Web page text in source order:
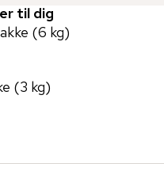
til dig
(6 kg)
(3 kg)